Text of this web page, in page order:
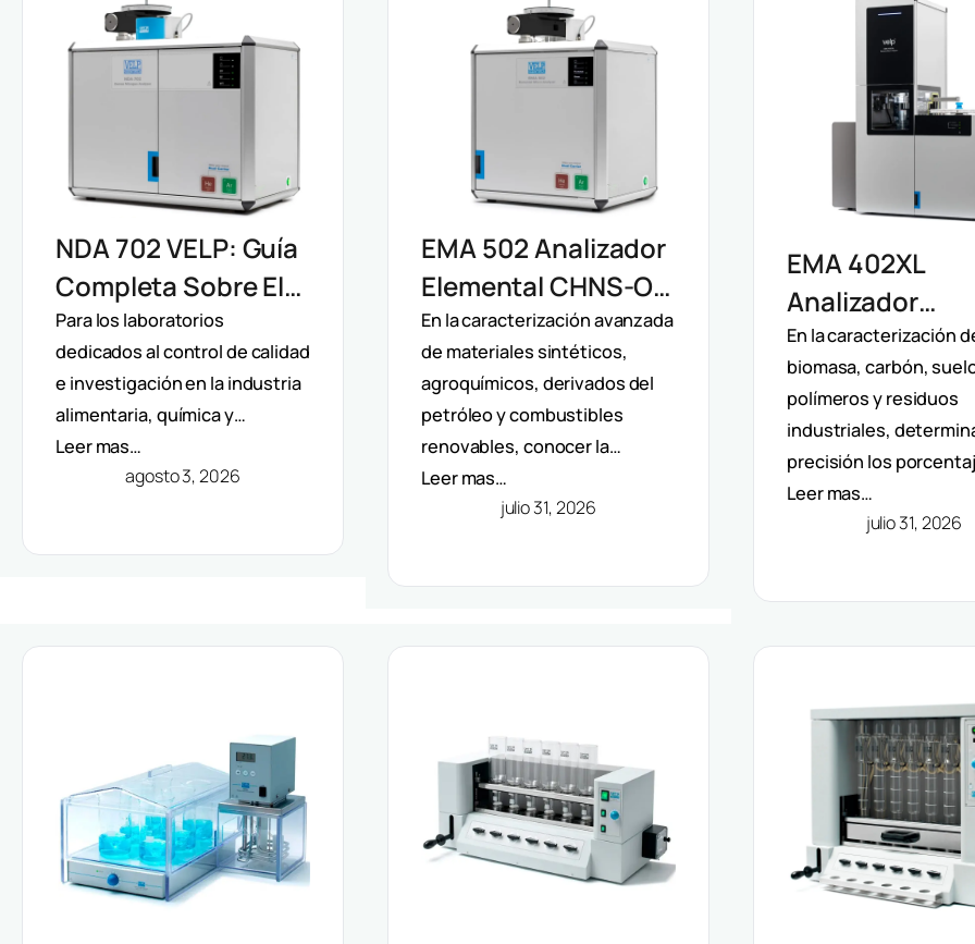
NDA 702 VELP: Guía
Completa Sobre El
Analizador De
Nitrógeno Y
Proteínas Por
Método Dumas
Para los laboratorios
dedicados al control de calidad
e investigación en la industria
alimentaria, química y…
Leer mas…
agosto 3, 2026
EMA 502 Analizador
Elemental CHNS-O
Velp: Determinación
Directa De Oxígeno
Y Análisis
Multiparámetro
En la caracterización avanzada
de materiales sintéticos,
agroquímicos, derivados del
petróleo y combustibles
renovables, conocer la…
Leer mas…
julio 31, 2026
EMA 402XL
Analizador
Elemental
CHNS Velp:
Caracterización
Muestras
Heterogéneas Y
Grandes
En la caracterización
biomasa, carbón,
polímeros y residuos
industriales,
precisión los
Leer mas…
julio 31, 2026